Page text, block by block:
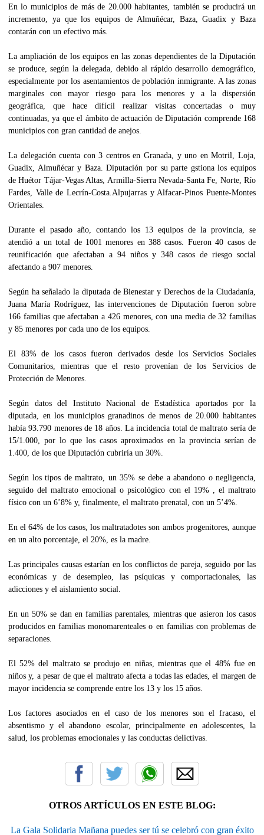
En lo municipios de más de 20.000 habitantes, también se producirá un
incremento, ya que los equipos de Almuñécar, Baza, Guadix y Baza
contarán con un efectivo más.
La ampliación de los equipos en las zonas dependientes de la Diputación
se produce, según la delegada, debido al rápido desarrollo demográfico,
especialmente por los asentamientos de población inmigrante. A las zonas
marginales con mayor riesgo para los menores y a la dispersión
geográfica, que hace difícil realizar visitas concertadas o muy
continuadas, ya que el ámbito de actuación de Diputación comprende 168
municipios con gran cantidad de anejos.
La delegación cuenta con 3 centros en Granada, y uno en Motril, Loja,
Guadix, Almuñécar y Baza. Diputación por su parte gstiona los equipos
de Huétor Tájar-Vegas Altas, Armilla-Sierra Nevada-Santa Fe, Norte, Río
Fardes, Valle de Lecrín-Costa.Alpujarras y Alfacar-Pinos Puente-Montes
Orientales.
Durante el pasado año, contando los 13 equipos de la provincia, se
atendió a un total de 1001 menores en 388 casos. Fueron 40 casos de
reunificación que afectaban a 94 niños y 348 casos de riesgo social
afectando a 907 menores.
Según ha señalado la diputada de Bienestar y Derechos de la Ciudadanía,
Juana María Rodríguez, las intervenciones de Diputación fueron sobre
166 familias que afectaban a 426 menores, con una media de 32 familias
y 85 menores por cada uno de los equipos.
El 83% de los casos fueron derivados desde los Servicios Sociales
Comunitarios, mientras que el resto provenían de los Servicios de
Protección de Menores.
Según datos del Instituto Nacional de Estadística aportados por la
diputada, en los municipios granadinos de menos de 20.000 habitantes
había 93.790 menores de 18 años. La incidencia total de maltrato sería de
15/1.000, por lo que los casos aproximados en la provincia serían de
1.400, de los que Diputación cubriría un 30%.
Según los tipos de maltrato, un 35% se debe a abandono o negligencia,
seguido del maltrato emocional o psicológico con el 19% , el maltrato
físico con un 6’8% y, finalmente, el maltrato prenatal, con un 5’4%.
En el 64% de los casos, los maltratadotes son ambos progenitores, aunque
en un alto porcentaje, el 20%, es la madre.
Las principales causas estarían en los conflictos de pareja, seguido por las
económicas y de desempleo, las psíquicas y comportacionales, las
adicciones y el aislamiento social.
En un 50% se dan en familias parentales, mientras que asieron los casos
producidos en familias monomarenteales o en familias con problemas de
separaciones.
El 52% del maltrato se produjo en niñas, mientras que el 48% fue en
niños y, a pesar de que el maltrato afecta a todas las edades, el margen de
mayor incidencia se comprende entre los 13 y los 15 años.
Los factores asociados en el caso de los menores son el fracaso, el
absentismo y el abandono escolar, principalmente en adolescentes, la
salud, los problemas emocionales y las conductas delictivas.
OTROS ARTÍCULOS EN ESTE BLOG:
La Gala Solidaria Mañana puedes ser tú se celebró con gran éxito